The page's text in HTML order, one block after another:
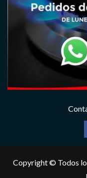
Copyright © Todos